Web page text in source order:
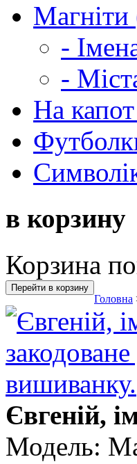
Магніти
-
-
На
в корзину
Корзина
Перейти в корзину
Головна
Євгеній,
Модель: